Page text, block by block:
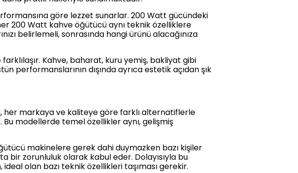
göre lezzet sunarlar. 200 Watt gücündeki
200 Watt kahve öğütücü aynı teknik özelliklere
belirlemeli, sonrasında hangi ürünü alacağınıza
Kahve, baharat, kuru yemiş, bakliyat gibi
performanslarının dışında ayrıca estetik açıdan şık
her markaya ve kaliteye göre farklı alternatiflerle
modellerde temel özellikler aynı, gelişmiş
makinelere gerek dahi duymazken bazı kişiler
zorunluluk olarak kabul eder. Dolayısıyla bu
olan bazı teknik özellikleri taşıması gerekir.